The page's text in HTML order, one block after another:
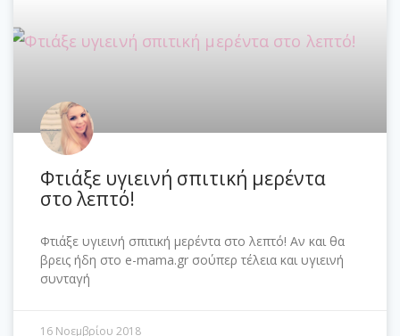
Φτιάξε υγιεινή σπιτική μερέντα
στο λεπτό!
Φτιάξε υγιεινή σπιτική μερέντα στο λεπτό! Αν και θα
βρεις ήδη στο e-mama.gr σούπερ τέλεια και υγιεινή
συνταγή
16 Νοεμβρίου 2018